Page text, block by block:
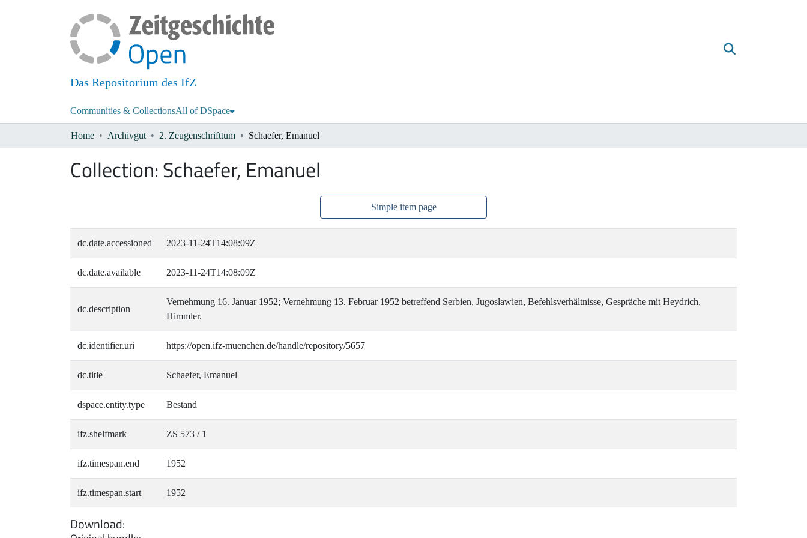
Das Repositorium des IfZ
Communities & CollectionsAll of DSpace
Home Archivgut 2. Zeugenschrifttum Schaefer, Emanuel
Collection:Schaefer, Emanuel
Simple item page
dc.date.accessioned 2023-11-24T14:08:09Z
dc.date.available 2023-11-24T14:08:09Z
dc.description
Vernehmung 16. Januar 1952; Vernehmung 13. Februar 1952 betreffend Serbien, Jugoslawien, Befehlsverhältnisse, Gespräche mit Heydrich,
Himmler.
dc.identifier.uri https://open.ifz-muenchen.de/handle/repository/5657
dc.title Schaefer, Emanuel
dspace.entity.type Bestand
ifz.shelfmark ZS 573 / 1
ifz.timespan.end 1952
ifz.timespan.start 1952
Download